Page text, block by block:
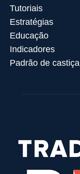
Tutoriais
Estratégias
Educação
Indicadores
Padrão de castiçal